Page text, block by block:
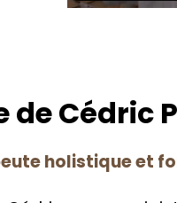
de Cédric
holistique et